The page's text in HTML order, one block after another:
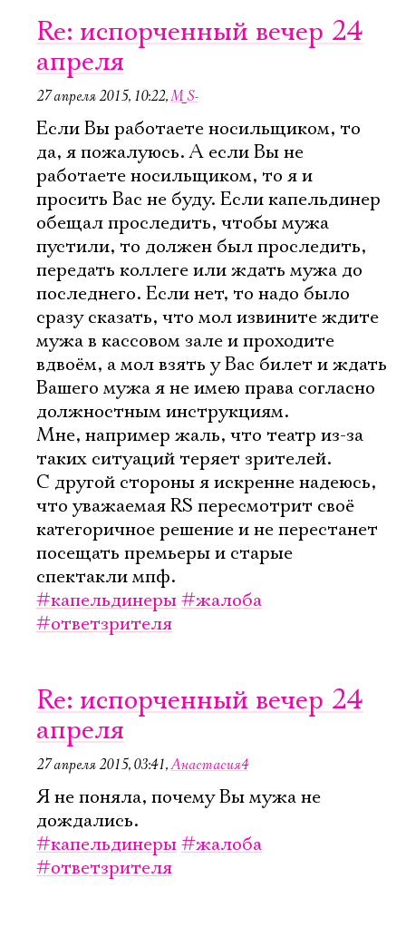
Re: испорченный вечер 24
апреля
27 апреля 2015, 10:22,M_S-
Если Вы работаете носильщиком, то
да, я пожалуюсь. А если Вы не
работаете носильщиком, то я и
просить Вас не буду. Если капельдинер
обещал проследить, чтобы мужа
пустили, то должен был проследить,
передать коллеге или ждать мужа до
последнего. Если нет, то надо было
сразу сказать, что мол извините ждите
мужа в кассовом зале и проходите
вдвоём, а мол взять у Вас билет и ждать
Вашего мужа я не имею права согласно
должностным инструкциям.
Мне, например жаль, что театр из-за
таких ситуаций теряет зрителей.
С другой стороны я искренне надеюсь,
что уважаемая RS пересмотрит своё
категоричное решение и не перестанет
посещать премьеры и старые
спектакли мпф.
#капельдинеры#жалоба
#ответзрителя
Re: испорченный вечер 24
апреля
27 апреля 2015, 03:41,Анастасия4
Я не поняла, почему Вы мужа не
дождались.
#капельдинеры#жалоба
#ответзрителя
Электропочта
Имя